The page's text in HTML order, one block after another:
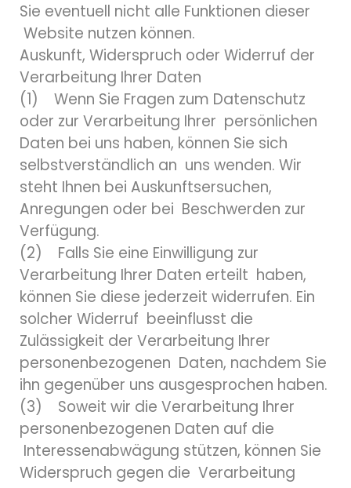
Sie eventuell nicht alle Funktionen dieser
Website nutzen können.
Auskunft, Widerspruch oder Widerruf der
Verarbeitung Ihrer Daten
(1) Wenn Sie Fragen zum Datenschutz
oder zur Verarbeitung Ihrer persönlichen
Daten bei uns haben, können Sie sich
selbstverständlich an uns wenden. Wir
steht Ihnen bei Auskunftsersuchen,
Anregungen oder bei Beschwerden zur
Verfügung.
(2) Falls Sie eine Einwilligung zur
Verarbeitung Ihrer Daten erteilt haben,
können Sie diese jederzeit widerrufen. Ein
solcher Widerruf beeinflusst die
Zulässigkeit der Verarbeitung Ihrer
personenbezogenen Daten, nachdem Sie
ihn gegenüber uns ausgesprochen haben.
(3) Soweit wir die Verarbeitung Ihrer
personenbezogenen Daten auf die
Interessenabwägung stützen, können Sie
Widerspruch gegen die Verarbeitung